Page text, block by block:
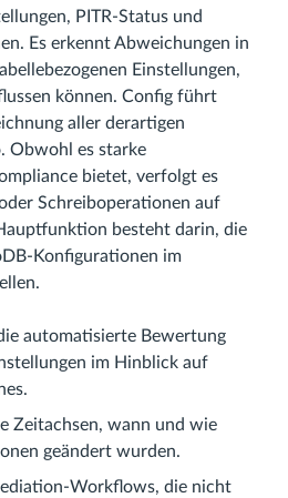
PITR-Status und
Es erkennt Abweichungen in
Einstellungen,
können. Config führt
aller derartigen
Obwohl es starke
bietet, verfolgt es
Schreiboperationen auf
besteht darin, die
Konfigurationen im
automatisierte Bewertung
im Hinblick auf
Zeitachsen, wann und wie
geändert wurden.
Workflows, die nicht